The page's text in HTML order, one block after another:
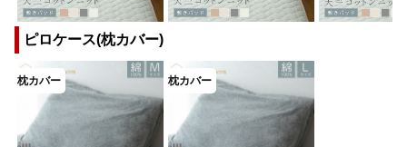
ピロケース(枕カバー)